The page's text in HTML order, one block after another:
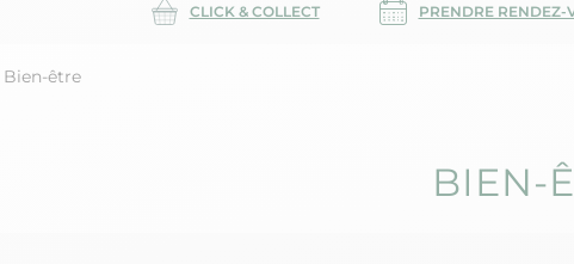
CLICK & COLLECT PRENDRE RENDEZ-
Bien-être
BIEN-